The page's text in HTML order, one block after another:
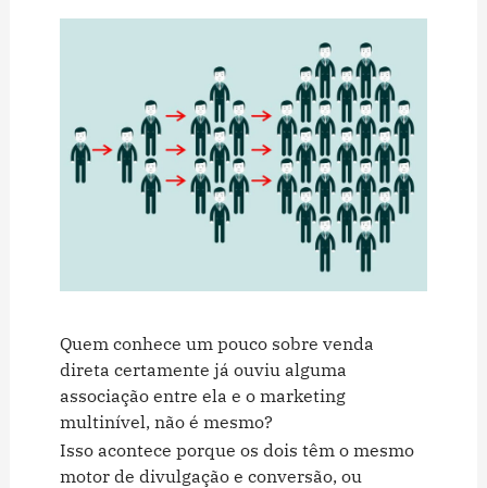
Quem conhece um pouco sobre venda
direta certamente já ouviu alguma
associação entre ela e o marketing
multinível, não é mesmo?
Isso acontece porque os dois têm o mesmo
motor de divulgação e conversão, ou